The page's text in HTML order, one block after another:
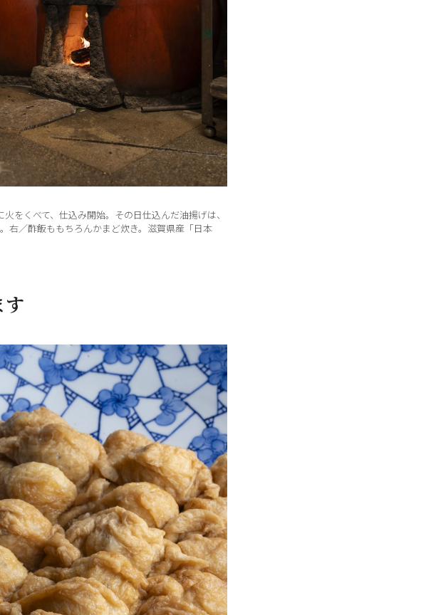
をくべて、仕込み開始。その日仕込んだ油揚げは、
右／酢飯ももちろんかまど炊き。滋賀県産「日本
す